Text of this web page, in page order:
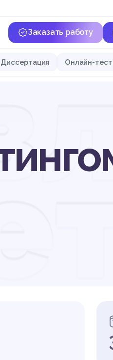
Заказать работу
Диссертация Онлайн-